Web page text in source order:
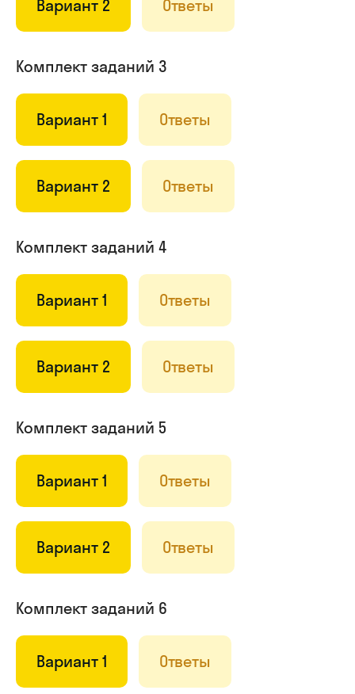
Вариант 2 Ответы
Комплект заданий 3
Вариант 1 Ответы
Вариант 2 Ответы
Комплект заданий 4
Вариант 1 Ответы
Вариант 2 Ответы
Комплект заданий 5
Вариант 1 Ответы
Вариант 2 Ответы
Комплект заданий 6
Вариант 1 Ответы